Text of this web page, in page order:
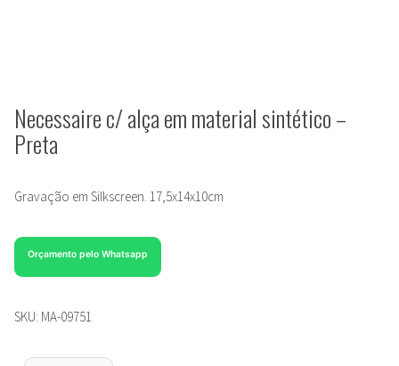
Necessaire c/ alça em material sintético –
Preta
Gravação em Silkscreen. 17,5x14x10cm
Orçamento pelo Whatsapp
SKU: MA-09751